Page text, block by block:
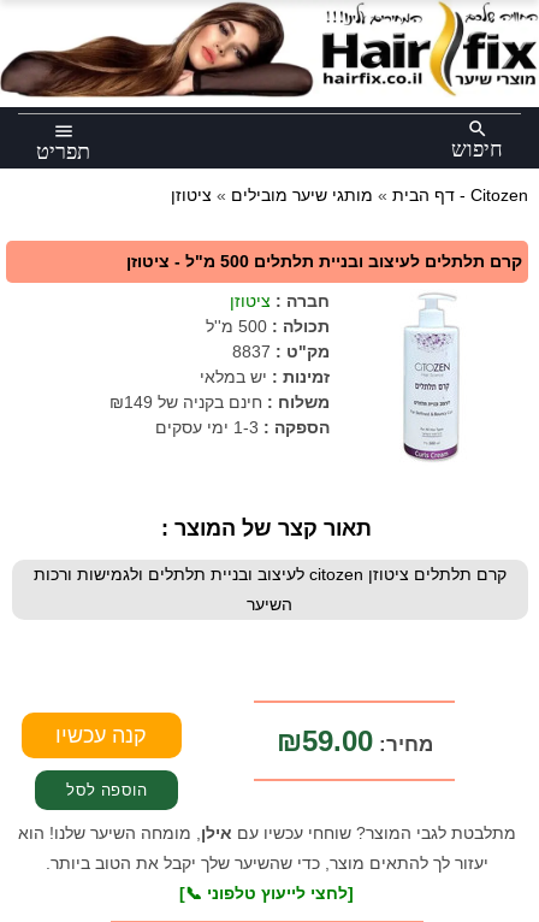
menu
תפריט
search
חיפוש
דף הבית » מותגי שיער מובילים » ציטוזן - Citozen
קרם תלתלים לעיצוב ובניית תלתלים 500 מ"ל - ציטוזן
חברה : ציטוזן
תכולה : 500 מ''ל
מק"ט :
8837
זמינות : יש במלאי
משלוח : חינם בקניה של ₪149
הספקה : 1-3 ימי עסקים
תאור קצר של המוצר :
קרם תלתלים ציטוזן citozen לעיצוב ובניית תלתלים ולגמישות ורכות
השיער
מחיר:₪59.00
מתלבטת לגבי המוצר? שוחחי עכשיו עם אילן , מומחה השיער שלנו! הוא
יעזור לך להתאים מוצר, כדי שהשיער שלך יקבל את הטוב ביותר.
[לחצי לייעוץ טלפוני 📞]
×